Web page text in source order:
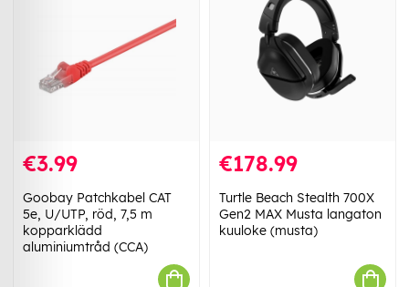
€3.99
Goobay Patchkabel CAT
5e, U/UTP, röd, 7,5 m
kopparklädd
aluminiumtråd (CCA)
€178.99
Turtle Beach Stealth 700X
Gen2 MAX Musta langaton
kuuloke (musta)